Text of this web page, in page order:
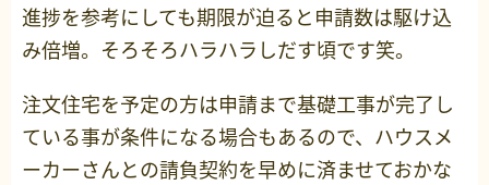
進捗を参考にしても期限が迫ると申請数は駆け込
み倍増。そろそろハラハラしだす頃です笑。
注文住宅を予定の方は申請まで基礎工事が完了し
ている事が条件になる場合もあるので、ハウスメ
ーカーさんとの請負契約を早めに済ませておかな